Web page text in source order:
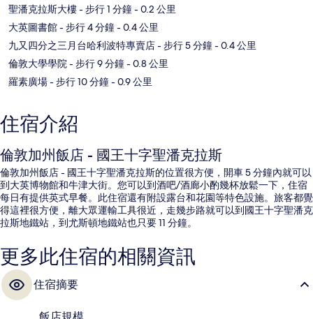
聖潘克拉斯大樓- 步行 1 分鐘- 0.2 公里
大英圖書館- 步行 4 分鐘- 0.4 公里
九又四分之三月台哈利波特專賣店- 步行 5 分鐘- 0.4 公里
倫敦大學學院- 步行 9 分鐘- 0.8 公里
羅素廣場- 步行 10 分鐘- 0.9 公里
住宿介紹
倫敦加州飯店 - 國王十字聖潘克拉斯
倫敦加州飯店 - 國王十字聖潘克拉斯的位置很方便，開車 5 分鐘內就可以
到大英博物館和牛津大街。您可以到酒吧/酒廊小酌幾杯放鬆一下，住宿
每日有提供英式早餐。此住宿還有附設露台和花園等特色設施。旅客都覺
得這裡很方便，離大眾運輸工具很近，走幾步路就可以到國王十字聖潘克
拉斯地鐵站，到尤斯頓地鐵站也只要 11 分鐘。
更多此住宿的相關資訊
住宿摘要